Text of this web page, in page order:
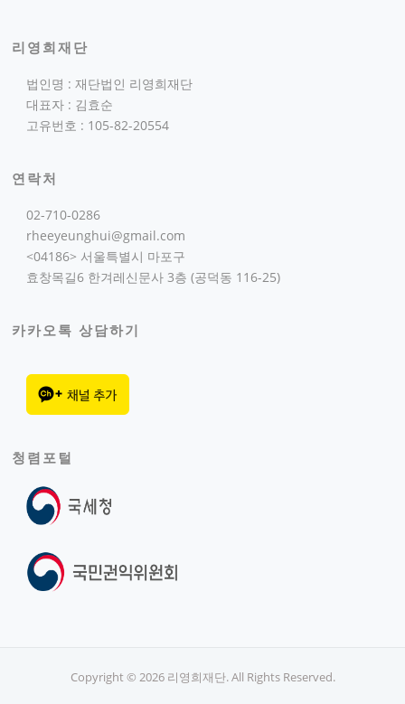
리영희재단
법인명 : 재단법인 리영희재단
대표자 : 김효순
고유번호 : 105-82-20554
연락처
02-710-0286
rheeyeunghui@gmail.com
<04186> 서울특별시 마포구
효창목길6 한겨레신문사 3층 (공덕동 116-25)
카카오톡 상담하기
청렴포털
Copyright © 2026 리영희재단. All Rights Reserved.